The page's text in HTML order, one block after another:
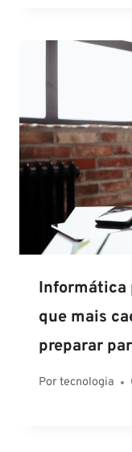
Informática
que mais
preparar
Portecnologia